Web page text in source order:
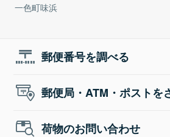
一色町味浜
郵便番号を調べる
郵便局・ATM・ポストを
荷物のお問い合わせ